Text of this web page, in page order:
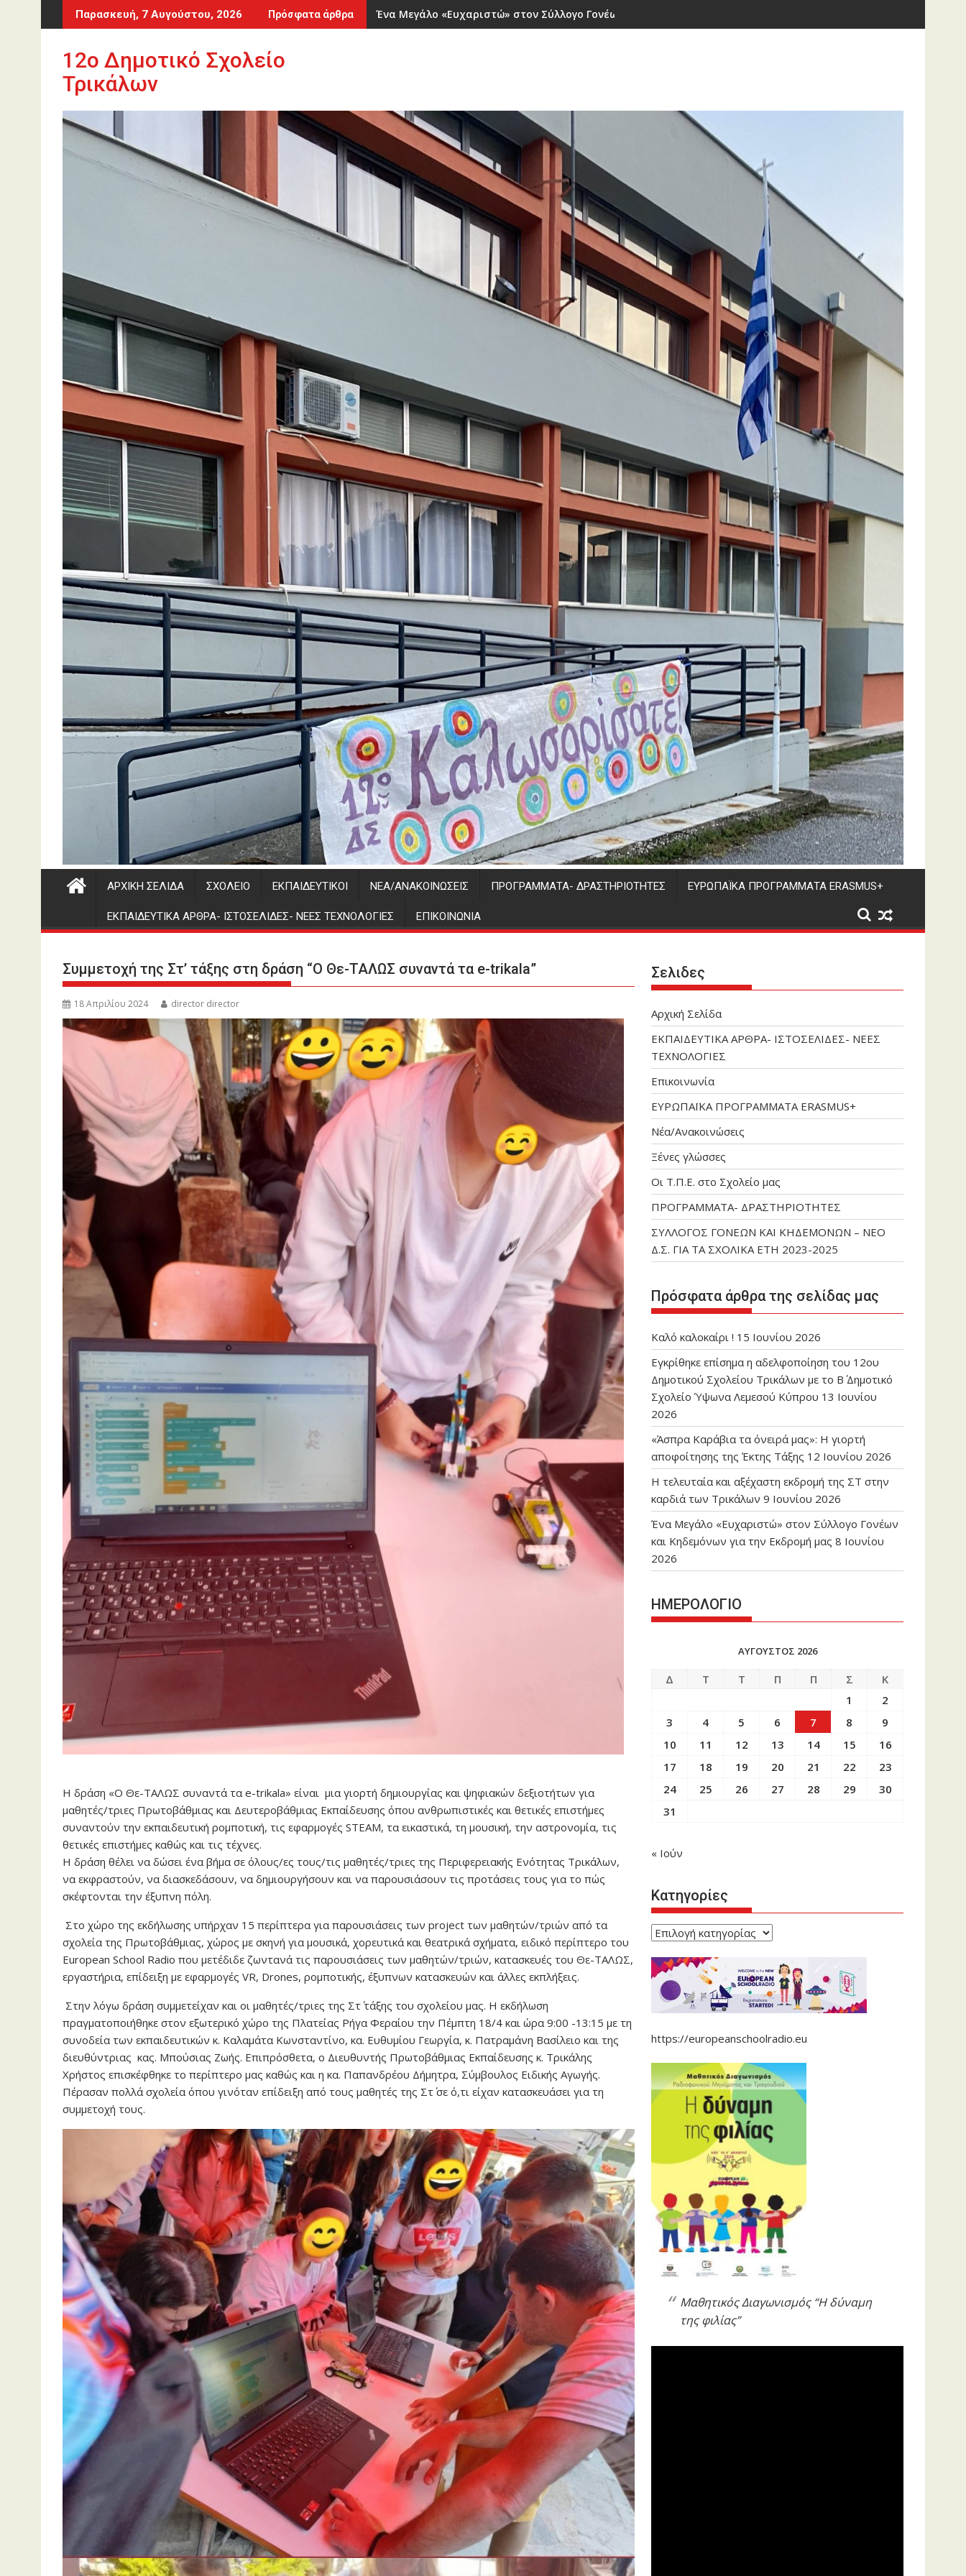
Περάστε
στο
Παρασκευή, 7 Αυγούστου, 2026 Πρόσφατα άρθρα Ένα Μεγάλο «Ευχαριστώ» στον Σύλλογο Γονέων και Κηδεμόνων για την Εκδρομή μας
12o Δημοτικό Σχολείο
Τρικάλων
ΑΡΧΙΚΉ ΣΕΛΊΔΑ ΣΧΟΛΕΊΟ ΕΚΠΑΙΔΕΥΤΙΚΟΊ ΝΈΑ/ΑΝΑΚΟΙΝΏΣΕΙΣ ΠΡΟΓΡΑΜΜΑΤΑ- ΔΡΑΣΤΗΡΙΟΤΗΤΕΣ ΕΥΡΩΠΑΪΚΑ ΠΡΟΓΡΑΜΜΑΤΑ ERASMUS+
ΕΚΠΑΙΔΕΥΤΙΚΑ ΑΡΘΡΑ- ΙΣΤΟΣΕΛΙΔΕΣ- ΝΕΕΣ ΤΕΧΝΟΛΟΓΙΕΣ ΕΠΙΚΟΙΝΩΝΊΑ
Συμμετοχή της Στ’ τάξης στη δράση “O Θε-ΤΑΛΩΣ συναντά τα e-trikala”
18 Απριλίου 2024 director director
Η δράση «O Θε-ΤΑΛΩΣ συναντά τα e-trikala» είναι μια γιορτή δημιουργίας και ψηφιακών δεξιοτήτων για
μαθητές/τριες Πρωτοβάθμιας και Δευτεροβάθμιας Εκπαίδευσης όπου ανθρωπιστικές και θετικές επιστήμες
συναντούν την εκπαιδευτική ρομποτική, τις εφαρμογές STEAM, τα εικαστικά, τη μουσική, την αστρονομία, τις
θετικές επιστήμες καθώς και τις τέχνες.
Η δράση θέλει να δώσει ένα βήμα σε όλους/ες τους/τις μαθητές/τριες της Περιφερειακής Ενότητας Τρικάλων,
να εκφραστούν, να διασκεδάσουν, να δημιουργήσουν και να παρουσιάσουν τις προτάσεις τους για το πώς
σκέφτονται την έξυπνη πόλη.
Στο χώρο της εκδήλωσης υπήρχαν 15 περίπτερα για παρουσιάσεις των project των μαθητών/τριών από τα
σχολεία της Πρωτοβάθμιας, χώρος με σκηνή για μουσικά, χορευτικά και θεατρικά σχήματα, ειδικό περίπτερο του
European School Radio που μετέδιδε ζωντανά τις παρουσιάσεις των μαθητών/τριών, κατασκευές του Θε-ΤΑΛΩΣ,
εργαστήρια, επίδειξη με εφαρμογές VR, Drones, ρομποτικής, έξυπνων κατασκευών και άλλες εκπλήξεις.
Στην λόγω δράση συμμετείχαν και οι μαθητές/τριες της Στ΄ τάξης του σχολείου μας. Η εκδήλωση
πραγματοποιήθηκε στον εξωτερικό χώρο της Πλατείας Ρήγα Φεραίου την Πέμπτη 18/4 και ώρα 9:00 -13:15 με τη
συνοδεία των εκπαιδευτικών κ. Καλαμάτα Κωνσταντίνο, κα. Ευθυμίου Γεωργία, κ. Πατραμάνη Βασίλειο και της
διευθύντριας κας. Μπούσιας Ζωής. Επιπρόσθετα, ο Διευθυντής Πρωτοβάθμιας Εκπαίδευσης κ. Τρικάλης
Χρήστος επισκέφθηκε το περίπτερο μας καθώς και η κα. Παπανδρέου Δήμητρα, Σύμβουλος Ειδικής Αγωγής.
Πέρασαν πολλά σχολεία όπου γινόταν επίδειξη από τους μαθητές της Στ΄ σε ό,τι είχαν κατασκευάσει για τη
συμμετοχή τους.
Σελιδες
Αρχική Σελίδα
ΕΚΠΑΙΔΕΥΤΙΚΑ ΑΡΘΡΑ- ΙΣΤΟΣΕΛΙΔΕΣ- ΝΕΕΣ
ΤΕΧΝΟΛΟΓΙΕΣ
Επικοινωνία
ΕΥΡΩΠΑΪΚΑ ΠΡΟΓΡΑΜΜΑΤΑ ERASMUS+
Νέα/Ανακοινώσεις
Ξένες γλώσσες
Οι Τ.Π.Ε. στο Σχολείο μας
ΠΡΟΓΡΑΜΜΑΤΑ- ΔΡΑΣΤΗΡΙΟΤΗΤΕΣ
ΣΥΛΛΟΓΟΣ ΓΟΝΕΩΝ ΚΑΙ ΚΗΔΕΜΟΝΩΝ – ΝΕΟ
Δ.Σ. ΓΙΑ ΤΑ ΣΧΟΛΙΚΑ ΕΤΗ 2023-2025
Πρόσφατα άρθρα της σελίδας μας
Καλό καλοκαίρι ! 15 Ιουνίου 2026
Εγκρίθηκε επίσημα η αδελφοποίηση του 12ου
Δημοτικού Σχολείου Τρικάλων με το Β΄ Δημοτικό
Σχολείο Ύψωνα Λεμεσού Κύπρου 13 Ιουνίου
2026
«Άσπρα Καράβια τα όνειρά μας»: Η γιορτή
αποφοίτησης της Έκτης Τάξης 12 Ιουνίου 2026
Η τελευταία και αξέχαστη εκδρομή της ΣΤ στην
καρδιά των Τρικάλων 9 Ιουνίου 2026
Ένα Μεγάλο «Ευχαριστώ» στον Σύλλογο Γονέων
και Κηδεμόνων για την Εκδρομή μας 8 Ιουνίου
2026
ΗΜΕΡΟΛΟΓΙΟ
ΑΎΓΟΥΣΤΟΣ 2026
Δ Τ Τ Π Π Σ
Κ
1
2
3
4 5 6 7 8
9
10
11 12 13 14 15
16
17
18 19 20 21 22
23
24
25 26 27 28 29
30
31
« Ιούν
Κατηγορίες
Κατηγορίες
https://europeanschoolradio.eu
Μαθητικός Διαγωνισμός “Η δύναμη
της φιλίας”